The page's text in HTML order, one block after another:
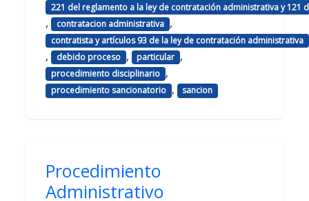
221 del reglamento a la ley de contratación administrativa y 121
, contratacion administrativa ,
contratista y artículos 93 de la ley de contratación administrativa
, debido proceso , particular ,
procedimiento disciplinario ,
procedimiento sancionatorio , sancion
Procedimiento
Administrativo